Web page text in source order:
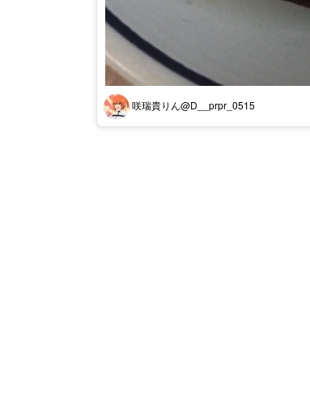
咲瑞貴りん@D__prpr_0515